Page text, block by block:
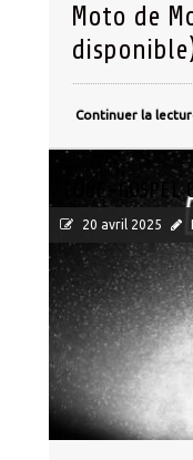
Moto de
Continuer la
TUBE-GOSPEL
20 avril 2025